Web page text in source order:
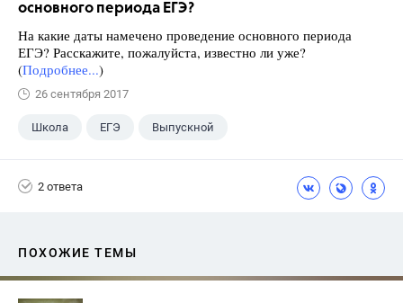
основного периода ЕГЭ?
На какие даты намечено проведение основного периода
ЕГЭ? Расскажите, пожалуйста, известно ли уже?
(Подробнее...)
26 сентября 2017
Школа ЕГЭ Выпускной
2 ответа
ПОХОЖИЕ ТЕМЫ